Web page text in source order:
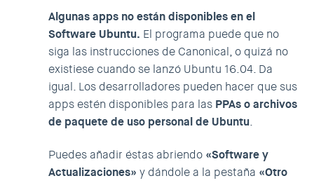
Algunas apps no están disponibles en el
Software Ubuntu. El programa puede que no
siga las instrucciones de Canonical, o quizá no
existiese cuando se lanzó Ubuntu 16.04. Da
igual. Los desarrolladores pueden hacer que sus
apps estén disponibles para las PPAs o archivos
de paquete de uso personal de Ubuntu.
Puedes añadir éstas abriendo «Software y
Actualizaciones» y dándole a la pestaña «Otro